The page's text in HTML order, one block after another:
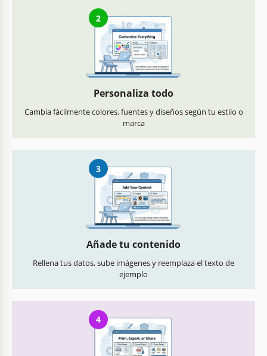
2
Personaliza todo
Cambia fácilmente colores, fuentes y diseños según tu estilo o
marca
3
Añade tu contenido
Rellena tus datos, sube imágenes y reemplaza el texto de
ejemplo
4